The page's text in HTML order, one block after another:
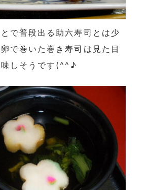
で普段出る助六寿司とは少
で巻いた巻き寿司は見た目
しそうです (^^ ♪